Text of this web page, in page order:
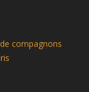
compagnons